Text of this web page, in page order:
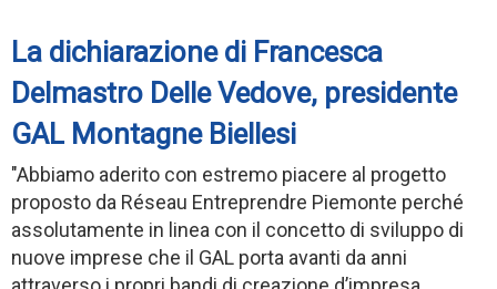
La dichiarazione di Francesca
Delmastro Delle Vedove, presidente
GAL Montagne Biellesi
"Abbiamo aderito con estremo piacere al progetto
proposto da Réseau Entreprendre Piemonte perché
assolutamente in linea con il concetto di sviluppo di
nuove imprese che il GAL porta avanti da anni